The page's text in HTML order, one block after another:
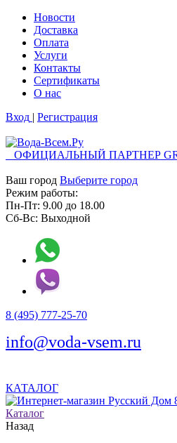
Новости
Доставка
Оплата
Услуги
Контакты
Cертификаты
О нас
Вход | Регистрация
ОФИЦИАЛЬНЫЙ ПАРТНЕР
Ваш город Выберите город
Режим работы:
Пн-Пт: 9.00 до 18.00
Сб-Вс: Выходной
8 (495) 777-25-70
info@voda-vsem.ru
КАТАЛОГ
Каталог
Назад